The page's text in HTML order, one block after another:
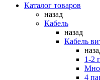
Каталог товаров
назад
Кабель
назад
Кабель
1-2
4